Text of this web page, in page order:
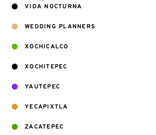
VIDA NOCTURNA
WEDDING PLANNERS
XOCHICALCO
XOCHITEPEC
YAUTEPEC
YECAPIXTLA
ZACATEPEC